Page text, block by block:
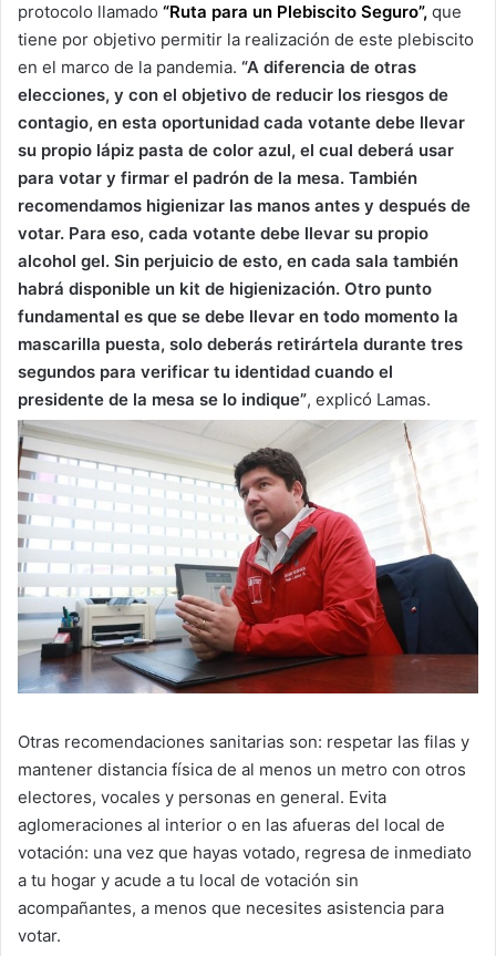
protocolo llamado “Ruta para un Plebiscito Seguro”, que
tiene por objetivo permitir la realización de este plebiscito
en el marco de la pandemia. “A diferencia de otras
elecciones, y con el objetivo de reducir los riesgos de
contagio, en esta oportunidad cada votante debe llevar
su propio lápiz pasta de color azul, el cual deberá usar
para votar y firmar el padrón de la mesa. También
recomendamos higienizar las manos antes y después de
votar. Para eso, cada votante debe llevar su propio
alcohol gel. Sin perjuicio de esto, en cada sala también
habrá disponible un kit de higienización. Otro punto
fundamental es que se debe llevar en todo momento la
mascarilla puesta, solo deberás retirártela durante tres
segundos para verificar tu identidad cuando el
presidente de la mesa se lo indique”, explicó Lamas.
Otras recomendaciones sanitarias son: respetar las filas y
mantener distancia física de al menos un metro con otros
electores, vocales y personas en general. Evita
aglomeraciones al interior o en las afueras del local de
votación: una vez que hayas votado, regresa de inmediato
a tu hogar y acude a tu local de votación sin
acompañantes, a menos que necesites asistencia para
votar.